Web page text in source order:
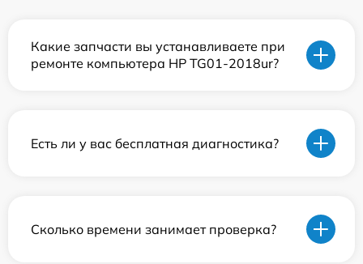
Какие запчасти вы устанавливаете при
ремонте компьютера HP TG01-2018ur?
Есть ли у вас бесплатная диагностика?
Сколько времени занимает проверка?